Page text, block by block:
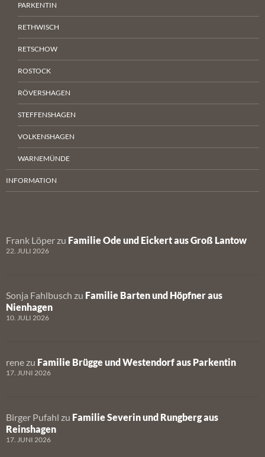
PARKENTIN
RETHWISCH
RETSCHOW
ROSTOCK
RÖVERSHAGEN
STEFFENSHAGEN
VOLKENSHAGEN
WARNEMÜNDE
INFORMATION
Frank Löper zu Familie Ode und Eickert aus Groß Lantow
22. JULI 2026
Sonja Fahlbusch zu Familie Barten und Höpfner aus
Nienhagen
10. JULI 2026
rene zu Familie Brügge und Westendorf aus Parkentin
17. JUNI 2026
Birger Pufahl zu Familie Severin und Rungberg aus
Reinshagen
17. JUNI 2026